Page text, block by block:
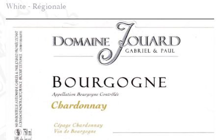
White - Régionale